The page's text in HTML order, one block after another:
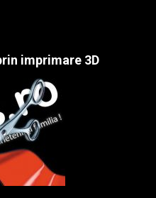
imprimare 3D